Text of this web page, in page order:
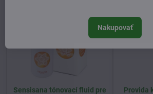
Sensisana tónovací fluid pre
Provida
Nakupovať